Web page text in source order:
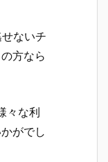
ないチ
方なら
々な利
がでし